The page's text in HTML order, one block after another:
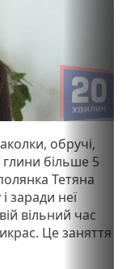
обручі,
більше 5
Тетяна
заради неї
вільний час
Це заняття